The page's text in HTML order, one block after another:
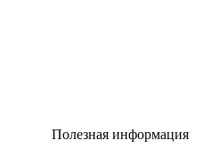
Полезная информация